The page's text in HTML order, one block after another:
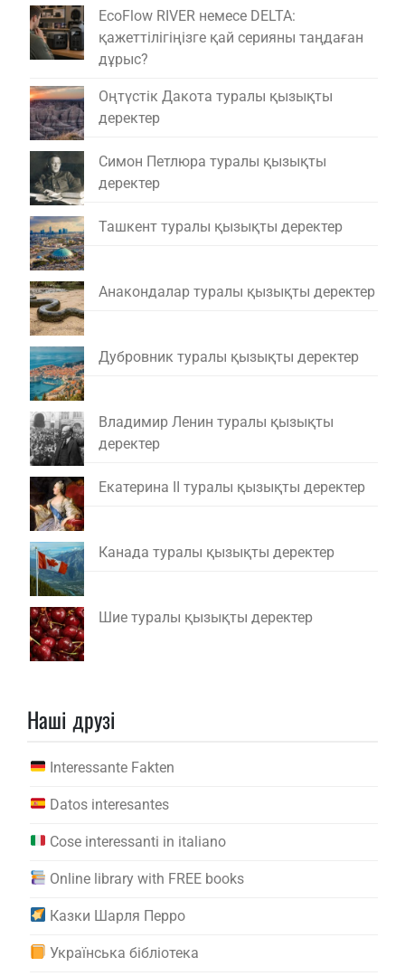
EcoFlow RIVER немесе DELTA:
қажеттілігіңізге қай серияны таңдаған
дұрыс?
Оңтүстік Дакота туралы қызықты
деректер
Симон Петлюра туралы қызықты
деректер
Ташкент туралы қызықты деректер
Анакондалар туралы қызықты деректер
Дубровник туралы қызықты деректер
Владимир Ленин туралы қызықты
деректер
Екатерина II туралы қызықты деректер
Канада туралы қызықты деректер
Шие туралы қызықты деректер
Наші друзі
Interessante Fakten
Datos interesantes
Cose interessanti in italiano
Online library with FREE books
Казки Шарля Перро
Українська бібліотека